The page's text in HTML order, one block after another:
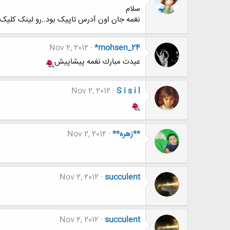
سلام
نغمه جان اون آدرس تاپیک بود..رو لینک
*mohsen_24
Nov 2, 2012
عيدت مبارك نغمه پيشاپيش
S i s i l
Nov 2, 2012
**زهره** Nov 2, 2012
succulent
Nov 2, 2012
succulent
Nov 2, 2012